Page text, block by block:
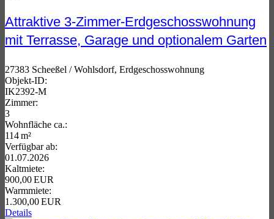
Attraktive 3-Zimmer-Erdgeschosswohnung
mit Terrasse, Garage und optionalem Garten
27383 Scheeßel / Wohlsdorf, Erdgeschosswohnung
Objekt-ID:
IK2392-M
Zimmer:
3
Wohnfläche ca.:
114 m²
Verfügbar ab:
01.07.2026
Kaltmiete:
900,00 EUR
Warmmiete:
1.300,00 EUR
Details